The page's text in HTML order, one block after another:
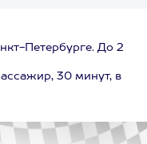
Петербурге. До 2
30 минут, в